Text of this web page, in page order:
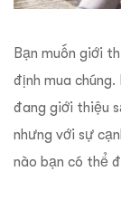
Bạn muốn giới
định mua
đang giới thiệu
nhưng với sự
nào bạn có thể